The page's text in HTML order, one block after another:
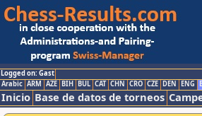
Logged on: Gast
Arabic ARM AZE BIH BUL CAT CHN CRO CZE DEN ENG
Inicio Base de datos de torneos